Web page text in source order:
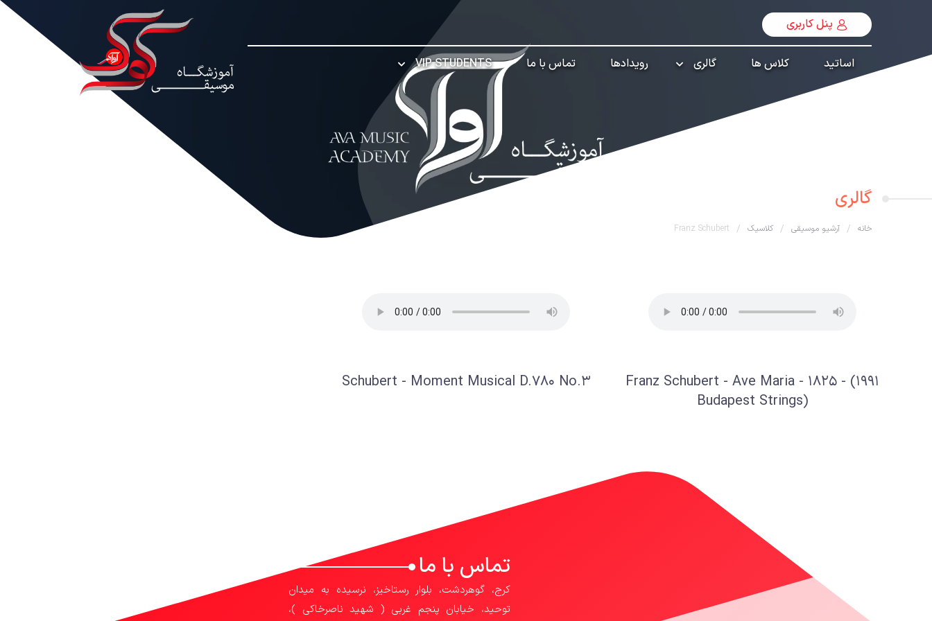
پنل کاربری
اساتید کلاس ها گالری رویدادها تماس با ما VIP STUDENTS
گالری
خانه / آرشیو موسیقی / کلاسیک /
Franz Schubert
Franz Schubert - Ave Maria - 1825 - (1991
Budapest Strings)
Schubert - Moment Musical D.780 No.3
تماس با ما
کرج، گوهردشت، بلوار رستاخیز، نرسیده به میدان
توحید، خیابان پنجم غربی ( شهید ناصرخاکی )،